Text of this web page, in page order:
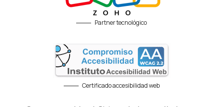
Partner tecnológico
Certificado accesibilidad web